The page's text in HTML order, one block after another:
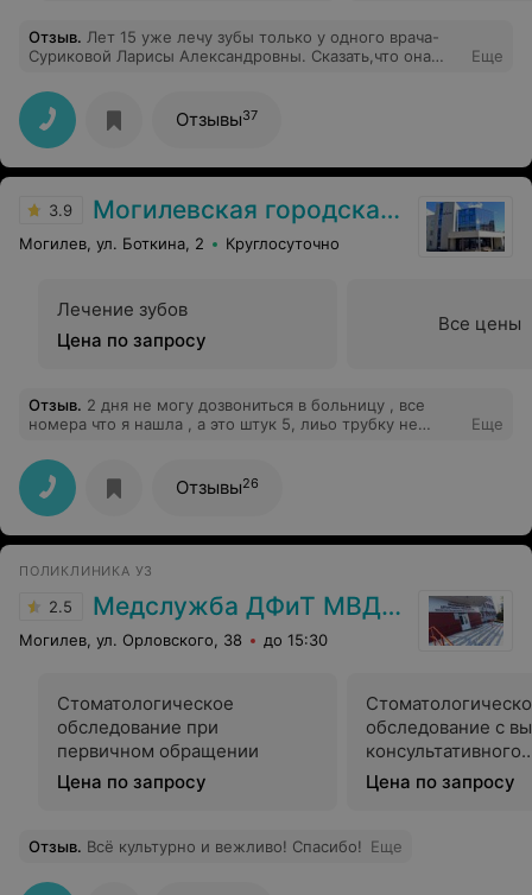
Отзыв. Лет 15 уже лечу зубы только у одного врача-
Суриковой Ларисы Александровны. Сказать,что она
качественно и быстро,что поход к ней-это не пытка
(до нее очень боялся стоматологов), а радость. Короче
просто умница, красавица и Врач с большой буквы. А
сегодня пришел к ней на прием и попросил совета где
и у кого лучше вырвать восьмерку. Посоветовала
поэтому когда шел очень боялся..... и зря..... укол, 5
минут ожидания пока возьмется анестезия и через 30
сек зуб был удален без малейшей боли. Поэтому
спасибо
Еще
Отзывы37
3.9 Могилевская городская больница скорой медицинской помощи
Могилев, ул. Боткина, 2 Круглосуточно
Лечение зубов
Цена по запросу
Все цены
Отзыв. 2 дня не могу дозвониться в больницу , все
номера что я нашла , а это штук 5, лиьо трубку не
Еще
Отзывы26
ПОЛИКЛИНИКА УЗ
2.5 Медслужба ДФиТ МВД РБ Могилева
Могилев, ул. Орловского, 38 до 15:30
Стоматологическое
обследование при
первичном обращении
Цена по запросу
обследование с
консультативного
заключения
Цена по запросу
Отзыв. Всё культурно и вежливо! Спасибо! Еще